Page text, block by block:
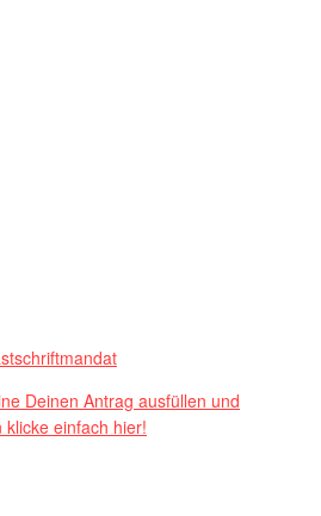
Deinen Antrag ausfüllen und
einfach hier!